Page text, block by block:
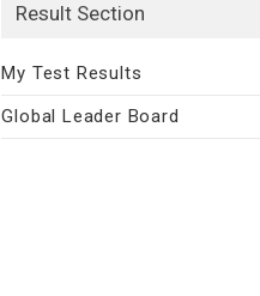
Result Section
My Test Results
Global Leader Board